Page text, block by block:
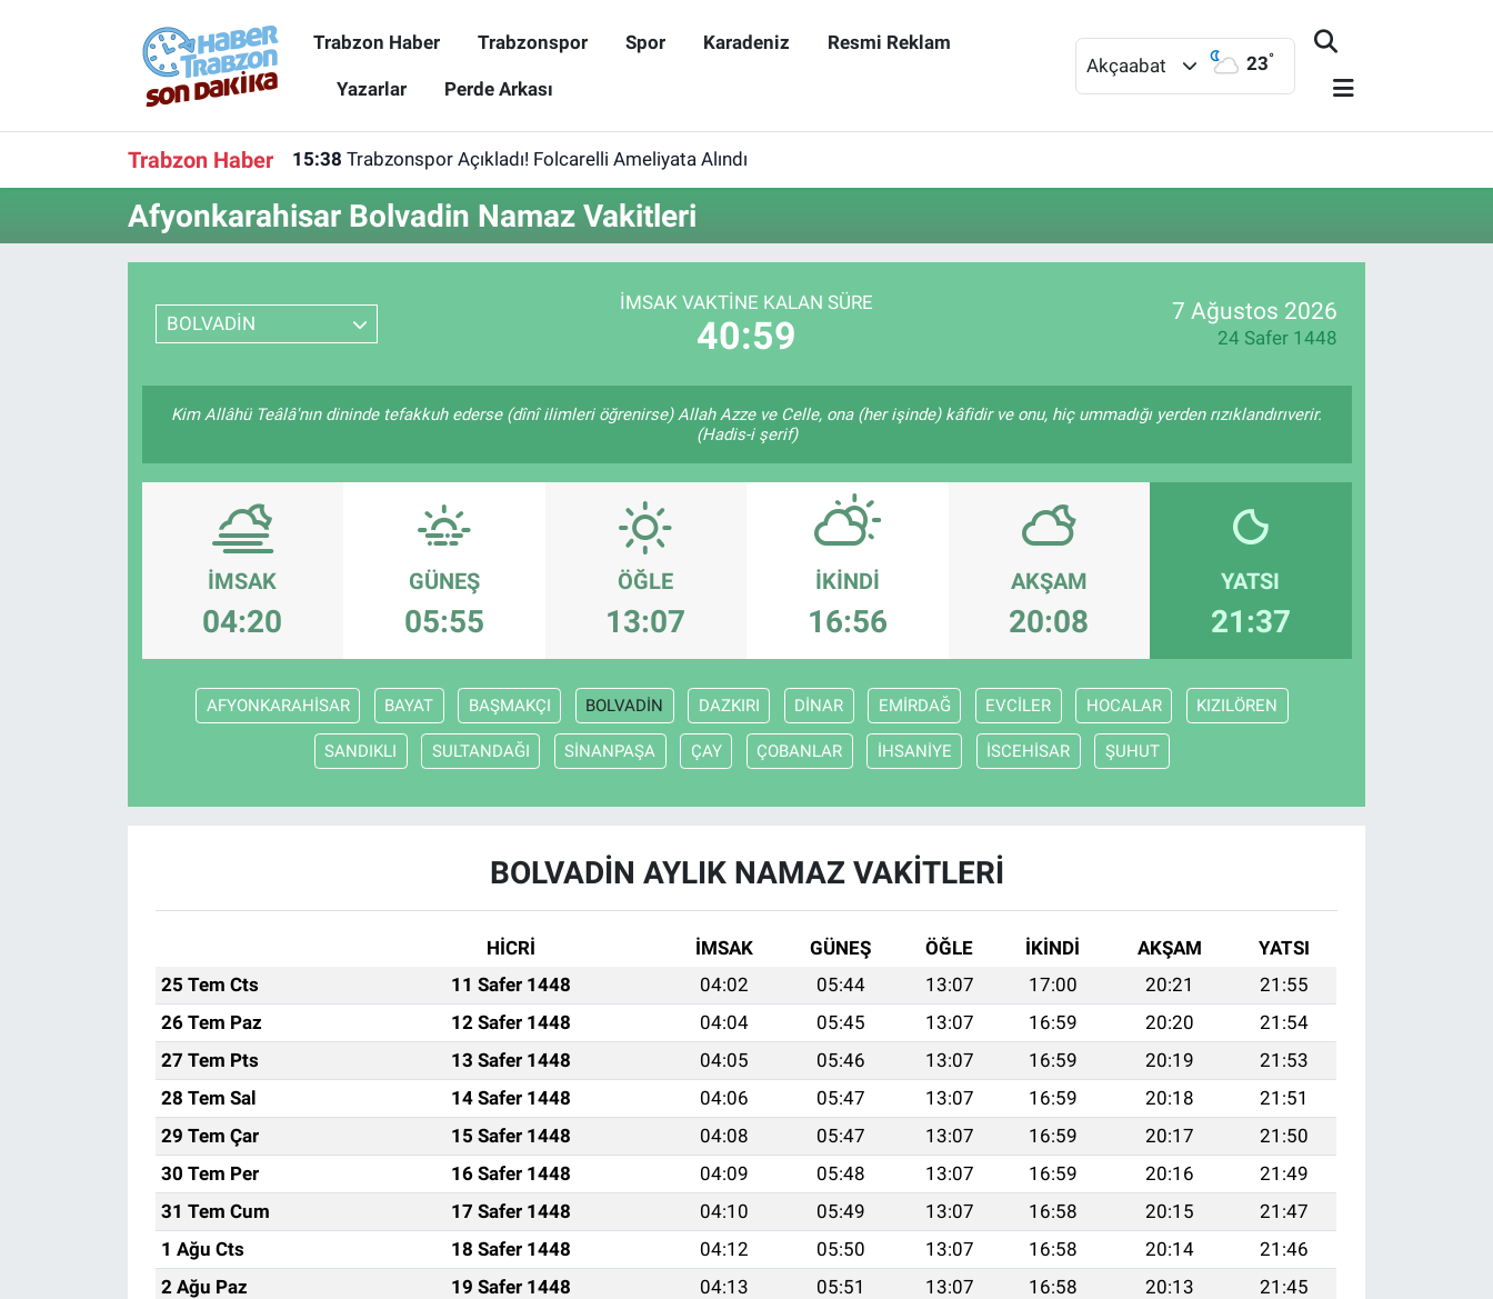
Trabzon Haber Trabzonspor Spor Karadeniz Resmi Reklam
Yazarlar Perde Arkası
Akçaabat 23°
Trabzon Haber 15:38 Trabzonspor Açıkladı! Folcarelli Ameliyata Alındı
Afyonkarahisar Bolvadin Namaz Vakitleri
BOLVADİN
İMSAK VAKTINE KALAN SÜRE
40:59
7 Ağustos 2026
24 Safer 1448
Kim Allâhü Teâlâ'nın dininde tefakkuh ederse (dînî ilimleri öğrenirse) Allah Azze ve Celle, ona (her işinde) kâfidir ve onu, hiç ummadığı yerden rızıklandırıverir.
(Hadis-i şerif)
İMSAK
04:20
GÜNEŞ
05:55
ÖĞLE
13:07
İKINDI
16:56
AKŞAM
20:08
YATSI
21:37
AFYONKARAHİSAR BAYAT BAŞMAKÇI BOLVADİN DAZKIRI DİNAR EMİRDAĞ EVCİLER HOCALAR KIZILÖREN
SANDIKLI SULTANDAĞI SİNANPAŞA ÇAY ÇOBANLAR İHSANİYE İSCEHİSAR ŞUHUT
BOLVADİN AYLIK NAMAZ VAKITLERI
HİCRİ İMSAK GÜNEŞ ÖĞLE İKINDI AKŞAM
YATSI
25 Tem Cts
11 Safer 1448 04:02 05:44 13:07 17:00 20:21
21:55
26 Tem Paz
12 Safer 1448 04:04 05:45 13:07 16:59 20:20
21:54
27 Tem Pts
13 Safer 1448 04:05 05:46 13:07 16:59 20:19
21:53
28 Tem Sal
14 Safer 1448 04:06 05:47 13:07 16:59 20:18
21:51
29 Tem Çar
15 Safer 1448 04:08 05:47 13:07 16:59 20:17
21:50
30 Tem Per
16 Safer 1448 04:09 05:48 13:07 16:59 20:16
21:49
31 Tem Cum
17 Safer 1448 04:10 05:49 13:07 16:58 20:15
21:47
1 Ağu Cts
18 Safer 1448 04:12 05:50 13:07 16:58 20:14
21:46
2 Ağu Paz
19 Safer 1448 04:13 05:51 13:07 16:58 20:13
21:45
Trabzon Haber
Resmi Reklam
Perde Arkası
Trabzon Nöbetçi Eczaneler
Trabzon Namaz Vakitleri
Süper Lig Puan Durumu ve Fikstür
Son Dakika Haberleri
Haber Arşivi